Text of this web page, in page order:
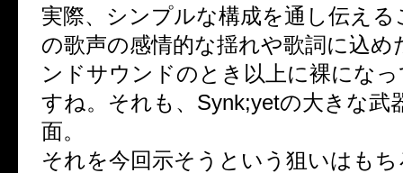
実際、シンプルな構成を通し伝える
の歌声の感情的な揺れや歌詞に込め
ンドサウンドのとき以上に裸にな
すね。それも、Synk;yetの大きな武
面。
それを今回示そうという狙いはも